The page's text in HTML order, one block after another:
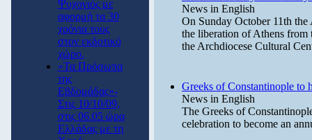
Ψυχογιός με
αφορμή τα 30
χρόνια τους
στον εκδοτικό
χώρο.
«Τα Πρόσωπα
της
Εβδομάδας»-
Στις 10/10/09,
στις 06.05 ώρα
Ελλάδας με τη
News in English
On Sunday October 11th
the liberation of Athens from
the Archdiocese Cultural
Greeks of Constantinople to
News in English
The Greeks of
celebration to become an